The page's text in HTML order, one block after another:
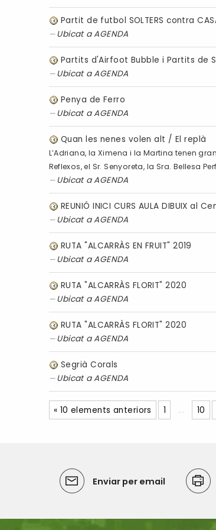
Partit de futbol SOLTERS contra
Ubicat aAGENDA
Partits d'Airfoot Bubble i Partits de
Ubicat aAGENDA
Penya de Ferro
Ubicat aAGENDA
Quan les nenes volen alt / El replà
L’Adriana, la Ximena i la Martina tenen
Reflexos, el Sr. Senyoreta, la Sra. Bellesa
Ubicat aAGENDA
REUNIÓ INICI CURS AULA DIBUIX al
Ubicat aAGENDA
RUTA "ALCARRÀS EN FRUIT" 2019
Ubicat aAGENDA
RUTA "ALCARRÀS FLORIT" 2020
Ubicat aAGENDA
RUTA "ALCARRÀS FLORIT" 2020
Ubicat aAGENDA
Segrià Corals
Ubicat aAGENDA
« 10 elements anteriors 1 ... 10
Enviar per email